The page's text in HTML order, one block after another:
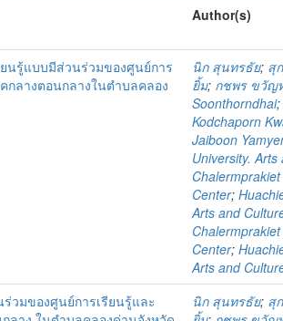
Author(s)
นรู้แบบมีส่วนร่วมของศูนย์การ
กลางตอนกลางในตำบลคลอง
นิก สุนทรธัย; สุ
ยิ้ม; กชพร ขวัญ
Soonthorndhai
Kodchaporn
Jaiboon
University.
Center;
Arts and
Center;
Arts and
วมของศูนย์การเรียนรู้และ
นิก สุนทรธัย; สุ